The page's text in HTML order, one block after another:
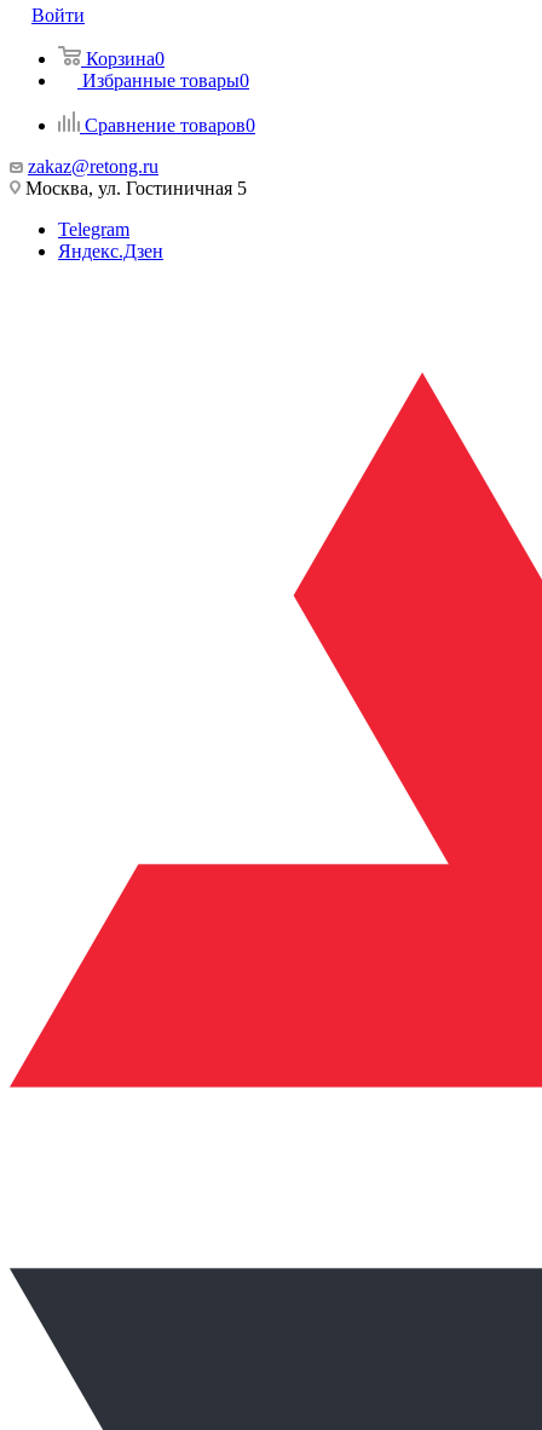
Войти
Корзина0
Избранные товары0
Сравнение товаров0
zakaz@retong.ru
Москва, ул. Гостиничная 5
Telegram
Яндекс.Дзен